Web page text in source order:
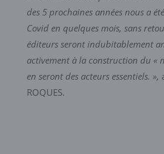
des 5 prochaines années nous a
Covid en quelques mois, sans
éditeurs seront indubitablement
activement à la construction du «
en seront des acteurs essentiels. »,
ROQUES.